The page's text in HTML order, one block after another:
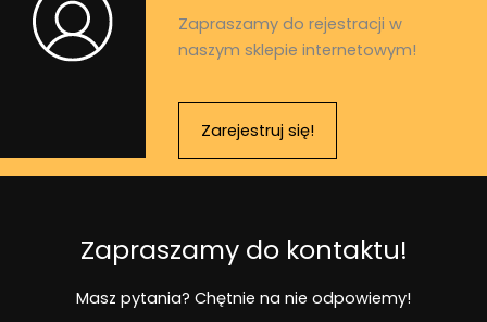
Zapraszamy do rejestracji w
naszym sklepie internetowym!
Zarejestruj się!
Zapraszamy do kontaktu!
Masz pytania? Chętnie na nie odpowiemy!